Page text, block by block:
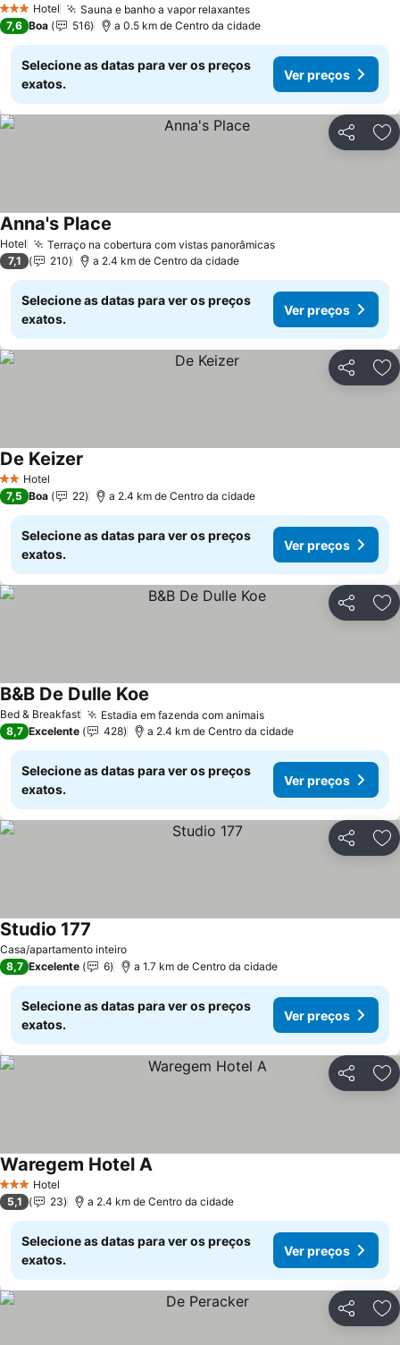
3 EstrelasHotel Sauna e banho a vapor relaxantes
7,6 Boa 516 a 0.5 km de Centro da cidade
Selecione as datas para ver os preços
exatos.
Ver preços
Partilhar
Hotel Terraço na cobertura com vistas panorâmicas
Anna's Place
7,1 210 a 2.4 km de Centro da cidade
Selecione as datas para ver os preços
exatos.
Ver preços
Partilhar
2 Estrelas
Hotel
De Keizer
7,5 Boa 22 a 2.4 km de Centro da cidade
Selecione as datas para ver os preços
exatos.
Ver preços
Partilhar
Bed & Breakfast Estadia em fazenda com animais
B&B De Dulle Koe
8,7 Excelente 428 a 2.4 km de Centro da cidade
Selecione as datas para ver os preços
exatos.
Ver preços
Partilhar
Casa/apartamento inteiro
Studio 177
8,7 Excelente 6 a 1.7 km de Centro da cidade
Selecione as datas para ver os preços
exatos.
Ver preços
Partilhar
3 EstrelasHotel
Waregem Hotel A
5,1 23 a 2.4 km de Centro da cidade
Selecione as datas para ver os preços
exatos.
Ver preços
Partilhar